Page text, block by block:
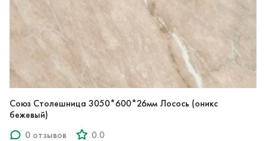
Союз Столешница 3050*600*26мм Лосось (оникс
бежевый)
0 отзывов
0.0